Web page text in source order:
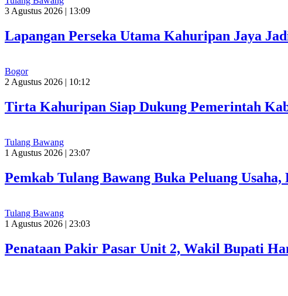
3 Agustus 2026 | 13:09
Lapangan Perseka Utama Kahuripan Jaya
Bogor
2 Agustus 2026 | 10:12
Tirta Kahuripan Siap Dukung Pemerintah
Tulang Bawang
1 Agustus 2026 | 23:07
Pemkab Tulang Bawang Buka Peluang
Tulang Bawang
1 Agustus 2026 | 23:03
Penataan Pakir Pasar Unit 2, Wakil Bupati